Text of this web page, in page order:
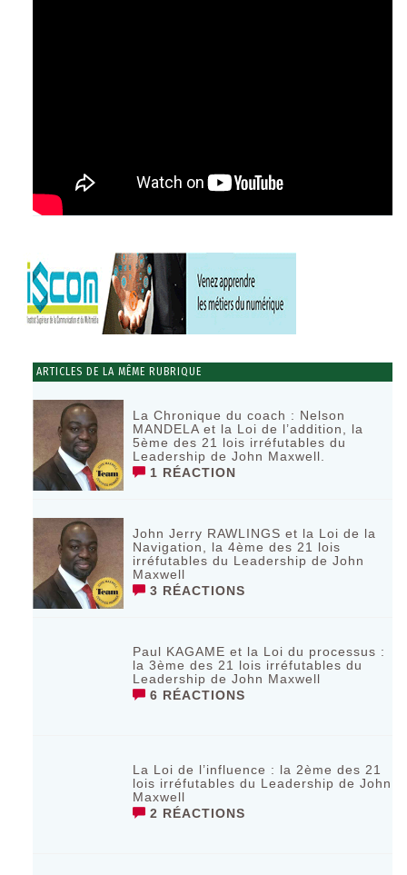
ARTICLES DE LA MÊME RUBRIQUE
La Chronique du coach : Nelson
MANDELA et la Loi de l’addition, la
5ème des 21 lois irréfutables du
Leadership de John Maxwell.
1 RÉACTION
John Jerry RAWLINGS et la Loi de la
Navigation, la 4ème des 21 lois
irréfutables du Leadership de John
Maxwell
3 RÉACTIONS
Paul KAGAME et la Loi du processus :
la 3ème des 21 lois irréfutables du
Leadership de John Maxwell
6 RÉACTIONS
La Loi de l’influence : la 2ème des 21
lois irréfutables du Leadership de John
Maxwell
2 RÉACTIONS